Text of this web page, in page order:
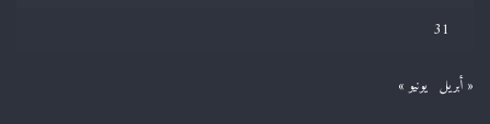
31
« أبريل يونيو »